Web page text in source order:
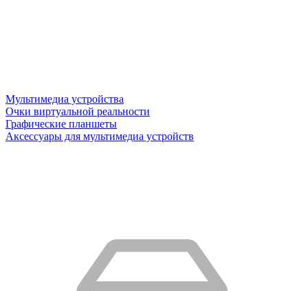
Мультимедиа устройства
Очки виртуальной реальности
Графические планшеты
Аксессуары для мультимедиа устройств